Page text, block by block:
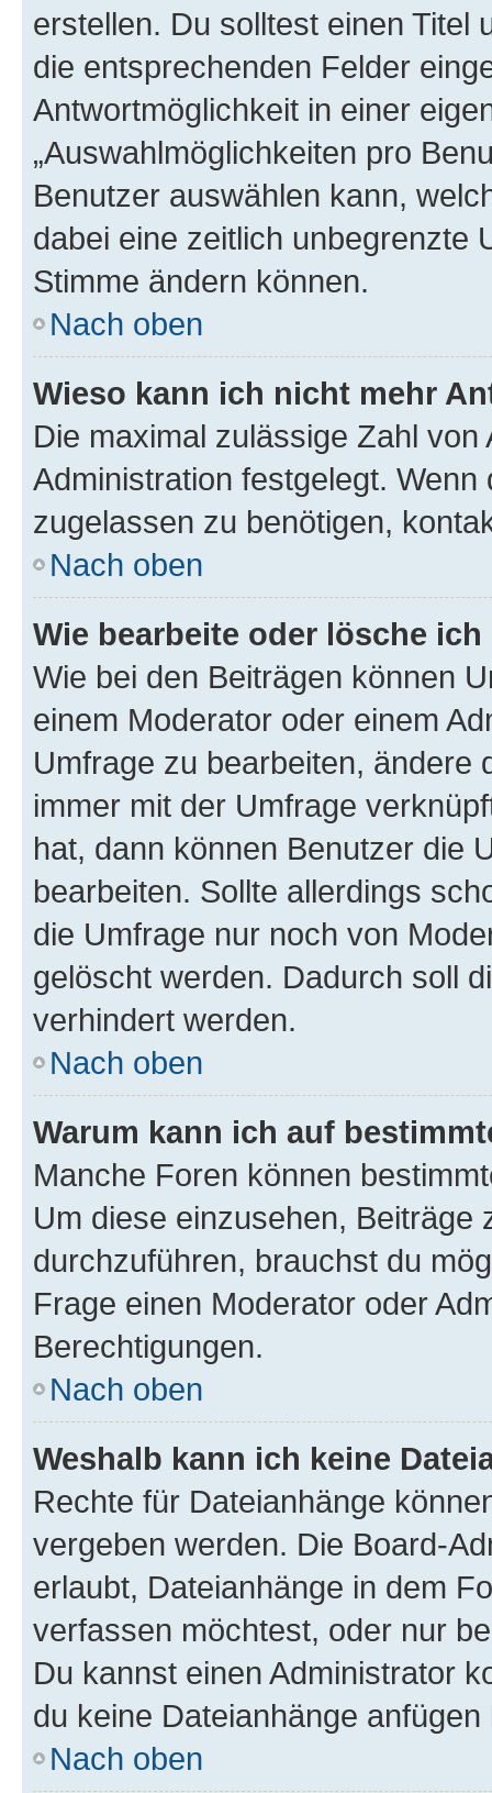
erstellen. Du solltest einen Titel
die entsprechenden Felder
Antwortmöglichkeit in einer
„Auswahlmöglichkeiten pro
Benutzer auswählen kann,
dabei eine zeitlich unbegrenzte
Stimme ändern können.
Nach oben
Wieso kann ich nicht mehr
Die maximal zulässige Zahl
Administration festgelegt.
zugelassen zu benötigen,
Nach oben
Wie bearbeite oder lösche
Wie bei den Beiträgen können
einem Moderator oder einem
Umfrage zu bearbeiten, ändere
immer mit der Umfrage
hat, dann können Benutzer die
bearbeiten. Sollte allerdings
die Umfrage nur noch von
gelöscht werden. Dadurch soll
verhindert werden.
Nach oben
Warum kann ich auf
Manche Foren können
Um diese einzusehen, Beiträge
durchzuführen, brauchst du
Frage einen Moderator oder
Berechtigungen.
Nach oben
Weshalb kann ich keine
Rechte für Dateianhänge
vergeben werden. Die Board-
erlaubt, Dateianhänge in dem
verfassen möchtest, oder nur
Du kannst einen Administrator
du keine Dateianhänge anfügen
Nach oben